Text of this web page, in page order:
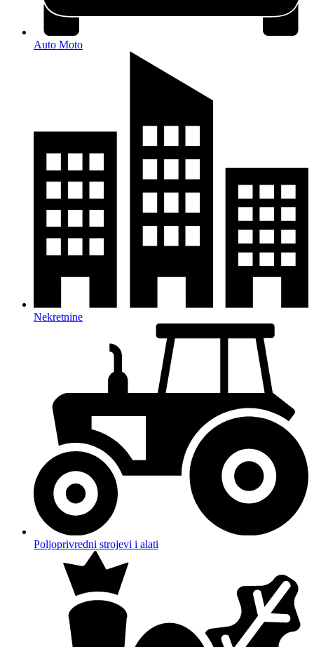
Auto Moto
Nekretnine
Poljoprivredni strojevi i alati